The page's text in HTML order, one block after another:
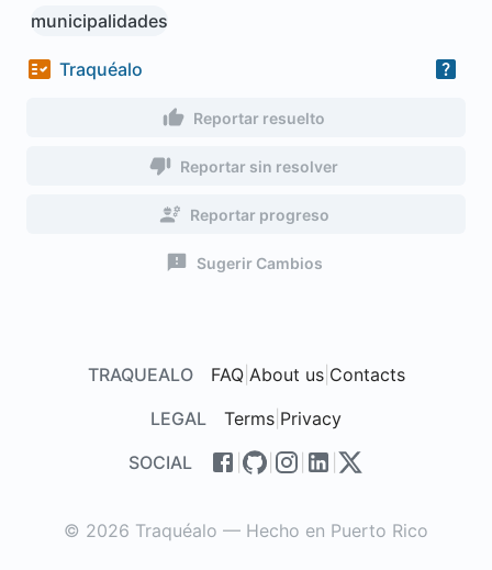
municipalidades
Traquéalo
Reportar resuelto
Reportar sin resolver
Reportar progreso
Sugerir Cambios
TRAQUEALO FAQ| About us| Contacts
LEGAL
Terms Privacy
SOCIAL
© 2026 Traquéalo — Hecho en Puerto Rico